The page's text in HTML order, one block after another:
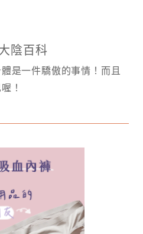
陰百科
是一件驕傲的事情！而且
！